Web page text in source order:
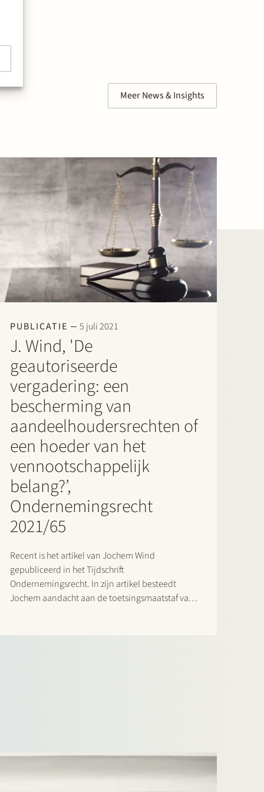
Meer News & Insights
PUBLICATIE 5 juli 2021
J. Wind, 'De
geautoriseerde
vergadering: een
bescherming van
aandeelhoudersrechten of
een hoeder van het
vennootschappelijk
belang?’,
Ondernemingsrecht
2021/65
Recent is het artikel van Jochem Wind
gepubliceerd in het Tijdschrift
Ondernemingsrecht. In zijn artikel besteedt
Jochem aandacht aan de toetsingsmaatstaf van